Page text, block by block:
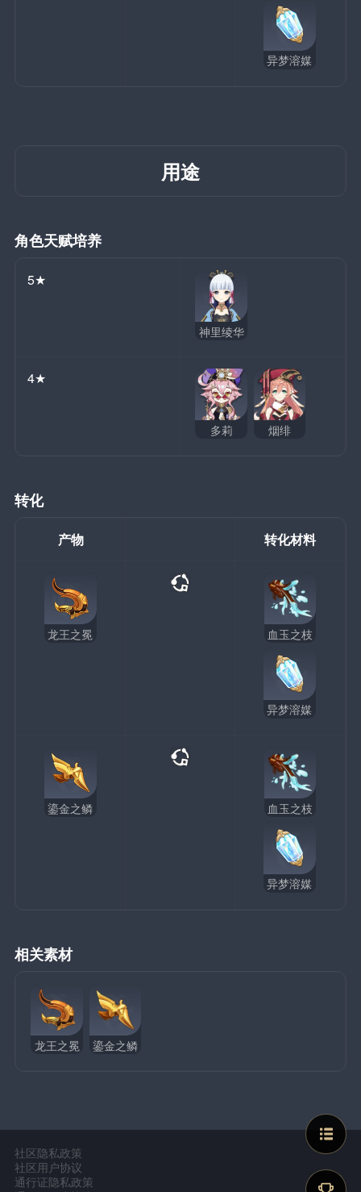
异梦溶媒
用途
角色天赋培养
5★
神里绫华
4★
多莉 烟绯
转化
产物 转化材料
龙王之冕 血玉之枝
异梦溶媒
鎏金之鳞 血玉之枝
异梦溶媒
相关素材
龙王之冕 鎏金之鳞
社区隐私政策
社区用户协议
通行证隐私政策